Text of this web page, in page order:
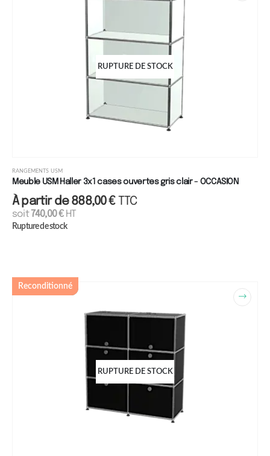
RUPTURE DE STOCK
RANGEMENTS USM
Meuble USM Haller 3x1 cases ouvertes gris clair - OCCASION
À partir de888,00€ TTC
soit740,00€HT
Rupture de stock
Reconditionné
RUPTURE DE STOCK